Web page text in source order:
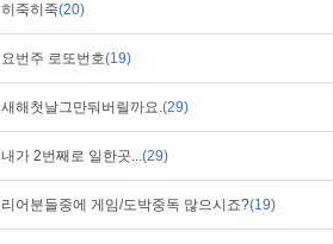
히죽히죽(20)
요번주 로또번호(19)
새해첫날그만둬버릴까요.(29)
내가 2번째로 일한곳...(29)
리어분들중에 게임/도박중독 많으시죠?(19)